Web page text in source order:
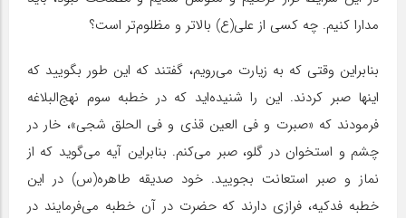
مدارا کنیم. چه کسی از علی(ع) بالاتر و مظلوم‌تر است؟
بنابراین وقتی که به زیارت می‌رویم، گفتند که این طور بگویید که
اینها صبر کردند. این را شنیده‌اید که در خطبه سوم نهج‌البلاغه
فرمودند که «صبرت و فی العین قذی و فی الحلق شجی»، خار در
چشم و استخوان در گلو، صبر می‌کنم. بنابراین آیه می‌گوید که از
نماز و صبر استعانت بجویید. خود صدیقه طاهره(س) در این
خطبه فدکیه، فرازی دارند که حضرت در آن خطبه می‌فرمایند در